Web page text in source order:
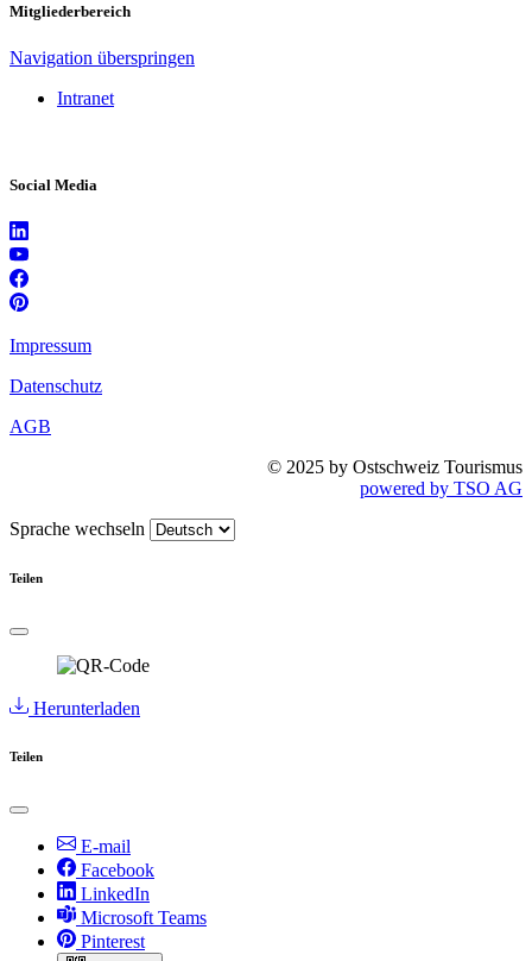
Mitgliederbereich
Navigation überspringen
Intranet
Social Media
Impressum
Datenschutz
AGB
© 2025 by Ostschweiz Tourismus
powered by TSO AG
Sprache wechseln
Teilen
Herunterladen
Teilen
E-mail
Facebook
LinkedIn
Microsoft Teams
Pinterest